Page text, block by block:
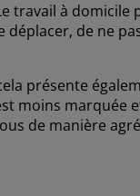
à domicile
de ne
présente
moins marquée
de manière